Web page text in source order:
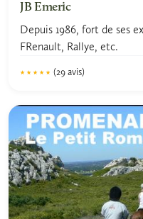
JB Emeric
Depuis 1986, fort de ses
FRenault, Rallye, etc.
★★★★★
★★★★★ (29 avis)